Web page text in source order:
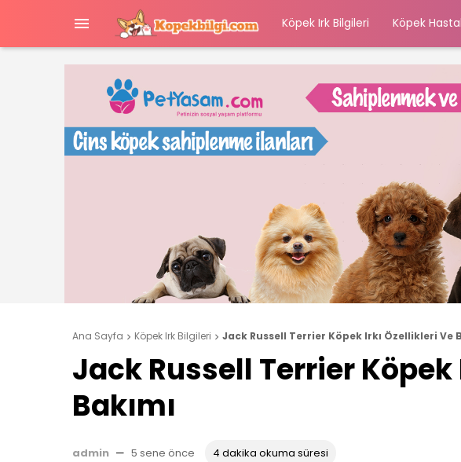
 Köpek Irk Bilgileri Köpek
Ana Sayfa  Köpek Irk Bilgileri  Jack Russell Terrier Köpek Irkı Özellikleri Ve
Jack Russell Terrier Köpek
Bakımı
admin — 5 sene önce 4 dakika okuma süresi